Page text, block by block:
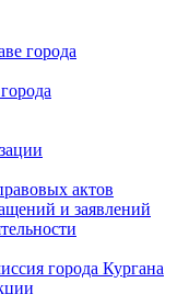
города
актов
и заявлений
города Кургана